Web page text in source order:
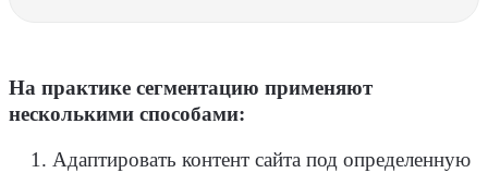
На практике сегментацию применяют
несколькими способами:
Адаптировать контент сайта под определенную